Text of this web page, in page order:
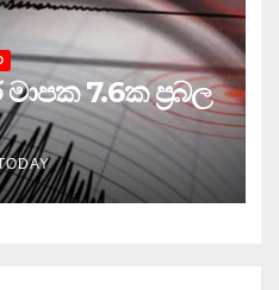
7.6ක ප්‍රබල